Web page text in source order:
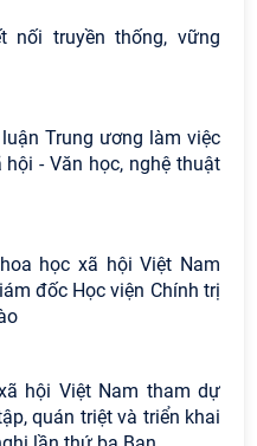
nối truyền thống, vững
Trung ương làm việc
- Văn học, nghệ thuật
học xã hội Việt Nam
đốc Học viện Chính trị
hội Việt Nam tham dự
quán triệt và triển khai
vệ
đàm
thực
trong
xã
tháng